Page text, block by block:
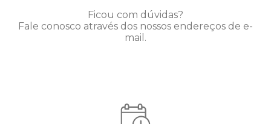
Ficou com dúvidas?
Fale conosco através dos nossos endereços de e-
mail.